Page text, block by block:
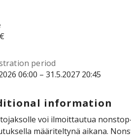
period
06:00 – 31.5.2027 20:45
information
voi ilmoittautua
määriteltynä aikana.